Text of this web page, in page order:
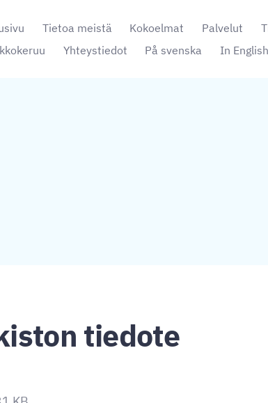
Tietoa meistä Kokoelmat Palvelut
Yhteystiedot På svenska In English
tiedote